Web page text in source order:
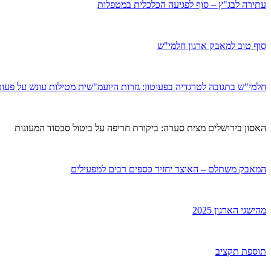
עתירה לבג"ץ – סוף לפגיעה הכלכלית במטפלות
סוף טוב למאבק ארגון חלמי"ש
חלמי"ש בתגובה לטרגדיה בפעוטון: גזרות היועמ"שית מטילות עונש על
האסון בירושלים מצית סערה: ביקורת חריפה על ביטול סבסוד המעונות
המאבק משתלם – האוצר יחזיר כספים רבים למפעילים
מהישגי הארגון 2025
תוספת תקציב